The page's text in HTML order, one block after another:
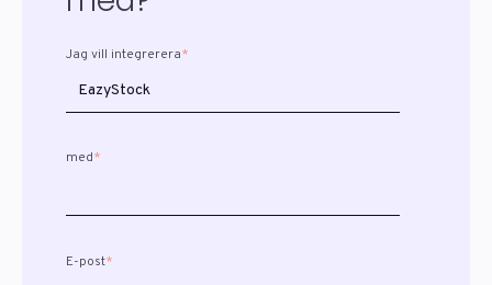
Jag vill integrerera*
med*
E-post*